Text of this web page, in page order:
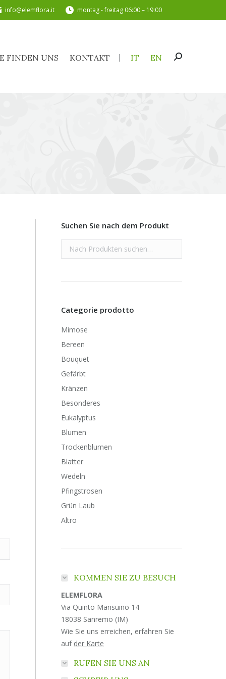
info@elemflora.it montag - freitag 06:00 – 19:00
FINDEN UNS KONTAKT IT EN Search:
Suchen Sie nach dem Produkt
Categorie prodotto
Mimose
Bereen
Bouquet
Gefärbt
Kränzen
Besonderes
Eukalyptus
Blumen
Trockenblumen
Blatter
Wedeln
Pfingstrosen
Grün Laub
Altro
KOMMEN SIE ZU BESUCH
ELEMFLORA
Via Quinto Mansuino 14
18038 Sanremo (IM)
Wie Sie uns erreichen, erfahren Sie
auf der Karte
RUFEN SIE UNS AN
SIE FINDEN UNS KONTAKT IT EN